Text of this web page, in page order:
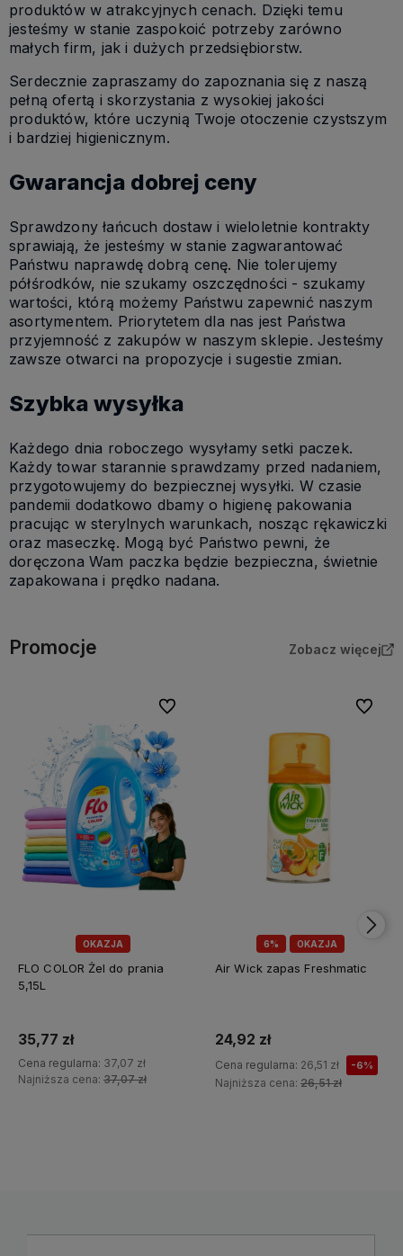
produktów w atrakcyjnych cenach. Dzięki temu
jesteśmy w stanie zaspokoić potrzeby zarówno
małych firm, jak i dużych przedsiębiorstw.
Serdecznie zapraszamy do zapoznania się z naszą
pełną ofertą i skorzystania z wysokiej jakości
produktów, które uczynią Twoje otoczenie czystszym
i bardziej higienicznym.
Gwarancja dobrej ceny
Sprawdzony łańcuch dostaw i wieloletnie kontrakty
sprawiają, że jesteśmy w stanie zagwarantować
Państwu naprawdę dobrą cenę. Nie tolerujemy
półśrodków, nie szukamy oszczędności - szukamy
wartości, którą możemy Państwu zapewnić naszym
asortymentem. Priorytetem dla nas jest Państwa
przyjemność z zakupów w naszym sklepie. Jesteśmy
zawsze otwarci na propozycje i sugestie zmian.
Szybka wysyłka
Każdego dnia roboczego wysyłamy setki paczek.
Każdy towar starannie sprawdzamy przed nadaniem,
przygotowujemy do bezpiecznej wysyłki. W czasie
pandemii dodatkowo dbamy o higienę pakowania
pracując w sterylnych warunkach, nosząc rękawiczki
oraz maseczkę. Mogą być Państwo pewni, że
doręczona Wam paczka będzie bezpieczna, świetnie
zapakowana i prędko nadana.
Promocje Zobacz więcej
OKAZJA
FLO COLOR Żel do prania
5,15L
35,77 zł
Cena regularna: 37,07 zł
Najniższa cena: 37,07 zł
Do ulubionych
6% OKAZJA
Air Wick zapas Freshmatic
24,92 zł
Cena regularna: 26,51 zł -6%
Najniższa cena: 26,51 zł
Do